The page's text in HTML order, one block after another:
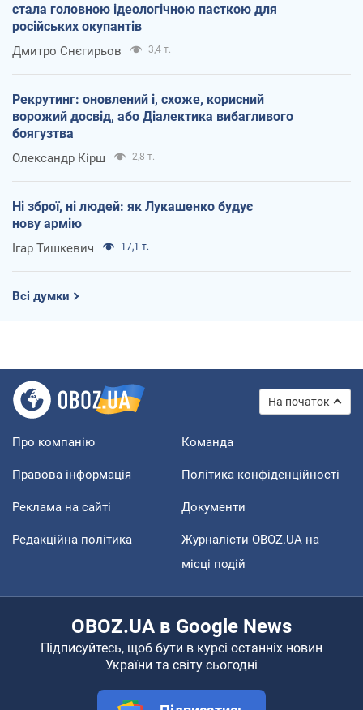
стала головною ідеологічною пасткою для
російських окупантів
Дмитро Снєгирьов 3,4 т.
Рекрутинг: оновлений і, схоже, корисний
ворожий досвід, або Діалектика вибагливого
боягузтва
Олександр Кірш 2,8 т.
Ні зброї, ні людей: як Лукашенко будує
нову армію
Ігар Тишкевич 17,1 т.
Всі думки
На початок
Про компанію Команда
Правова інформація Політика конфіденційності
Реклама на сайті Документи
Редакційна політика
Журналісти OBOZ.UA на
місці подій
OBOZ.UA в Google News
Підписуйтесь, щоб бути в курсі останніх новин
України та світу сьогодні